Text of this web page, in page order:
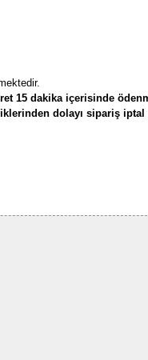
15 dakika içerisinde
dolayı sipariş iptal